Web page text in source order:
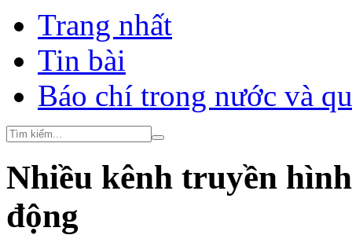
Trang nhất
Tin bài
Báo chí trong nước và
Nhiều kênh truyền
động